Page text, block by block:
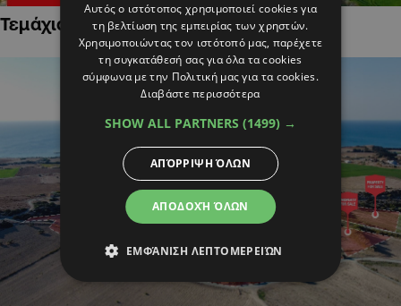
Τεμάχια Γης σε Οικιστικές Περιοχές
Αυτός ο ιστότοπος χρησιμοποιεί cookies για
τη βελτίωση της εμπειρίας των χρηστών.
Χρησιμοποιώντας τον ιστότοπό μας, παρέχετε
τη συγκατάθεσή σας για όλα τα cookies
σύμφωνα με την Πολιτική μας για τα cookies.
Διαβάστε περισσότερα
SHOW ALL PARTNERS (1499) →
ΑΠΟΔΟΧΉ ΌΛΩΝ
ΑΠΌΡΡΙΨΗ ΌΛΩΝ
ΕΜΦΆΝΙΣΗ ΛΕΠΤΟΜΕΡΕΙΏΝ